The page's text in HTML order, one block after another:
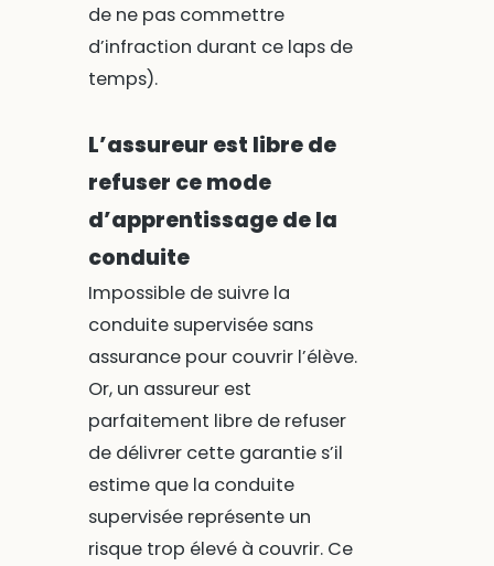
de ne pas commettre
d’infraction durant ce laps de
temps).
L’assureur est libre de
refuser ce mode
d’apprentissage de la
conduite
Impossible de suivre la
conduite supervisée sans
assurance pour couvrir l’élève.
Or, un assureur est
parfaitement libre de refuser
de délivrer cette garantie s’il
estime que la conduite
supervisée représente un
risque trop élevé à couvrir. Ce